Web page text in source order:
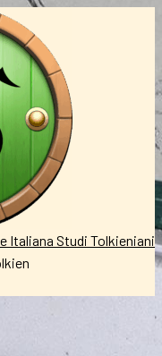
Italiana Studi Tolkieniani